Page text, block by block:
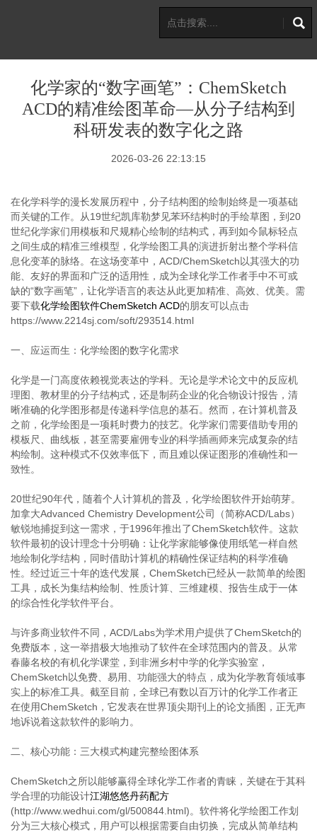
化学家的“数字画笔”：ChemSketch
ACD的精准绘图革命—从分子结构到
科研发表的数字化之路
2026-03-26 22:13:15
在化学科学的漫长发展历程中，分子结构图的绘制始终是一项基础
而关键的工作。从19世纪凯库勒梦见苯环结构时的手绘草图，到20
世纪化学家们用模板和尺规精心绘制的结构式，再到如今鼠标轻点
之间生成的精准三维模型，化学绘图工具的演进折射出整个学科信
息化变革的脉络。在这场变革中，ACD/ChemSketch以其强大的功
能、友好的界面和广泛的适用性，成为全球化学工作者手中不可或
缺的“数字画笔”，让化学语言的表达从此更加精准、高效、优美。需
要下载化学绘图软件ChemSketch ACD的朋友可以点击
https://www.2214sj.com/soft/293514.html
一、应运而生：化学绘图的数字化需求
化学是一门高度依赖视觉表达的学科。无论是学术论文中的反应机
理图、教材里的分子结构式，还是制药企业的化合物设计报告，清
晰准确的化学图形都是传递科学信息的基石。然而，在计算机普及
之前，化学绘图是一项耗时费力的技艺。化学家们需要借助专用的
模板尺、曲线板，甚至需要雇佣专业的科学插画师来完成复杂的结
构绘制。这种模式不仅效率低下，而且难以保证图形的准确性和一
致性。
20世纪90年代，随着个人计算机的普及，化学绘图软件开始萌芽。
加拿大Advanced Chemistry Development公司（简称ACD/Labs）
敏锐地捕捉到这一需求，于1996年推出了ChemSketch软件。这款
软件最初的设计理念十分明确：让化学家能够像使用纸笔一样自然
地绘制化学结构，同时借助计算机的精确性保证结构的科学准确
性。经过近三十年的迭代发展，ChemSketch已经从一款简单的绘图
工具，成长为集结构绘制、性质计算、三维建模、报告生成于一体
的综合性化学软件平台。
与许多商业软件不同，ACD/Labs为学术用户提供了ChemSketch的
免费版本，这一举措极大地推动了软件在全球范围内的普及。从常
春藤名校的有机化学课堂，到非洲乡村中学的化学实验室，
ChemSketch以免费、易用、功能强大的特点，成为化学教育领域事
实上的标准工具。截至目前，全球已有数以百万计的化学工作者正
在使用ChemSketch，它发表在世界顶尖期刊上的论文插图，正无声
地诉说着这款软件的影响力。
二、核心功能：三大模式构建完整绘图体系
ChemSketch之所以能够赢得全球化学工作者的青睐，关键在于其科
学合理的功能设计江湖悠悠丹药配方
(http://www.wedhui.com/gl/500844.html)。软件将化学绘图工作划
分为三大核心模式，用户可以根据需要自由切换，完成从简单结构